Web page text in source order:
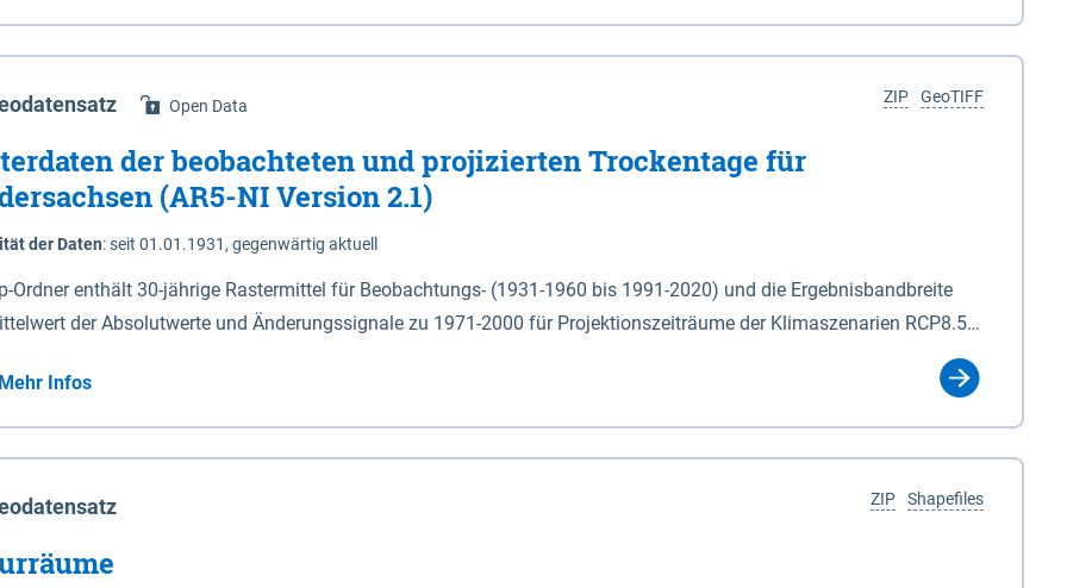
GeoTIFF
ZIP
Open Data
der beobachteten und projizierten Trockentage für
(AR5-NI Version 2.1)
der Daten:seit 01.01.1931, gegenwärtig aktuell
Ordner enthält 30-jährige Rastermittel für Beobachtungs- (1931-1960 bis 1991-2020) und die Ergebnisbandbreite
der Absolutwerte und Änderungssignale zu 1971-2000 für Projektionszeiträume der Klimaszenarien RCP8.5
(Jun. - Aug.) - au: Herbst (Sep. - Nov.) - wi: Winter (Dez. - Feb.) - hyr:
Jahr (Nov. - Okt.) - hsu: Hydrologisches Sommerhalbjahr (Mai - Okt.) - hwi: Hydrologisches Winterhalbjahr
- vd: Vegetationsruhe (Okt. - Mär.) Neben den Rasterdaten ist eine
zu den Dateinamen und für eine Darstellung im GIS eine Klassifizierung der Rasterdaten mit Klassenname und
code gegeben.
Mehr Infos
Shapefiles
ZIP